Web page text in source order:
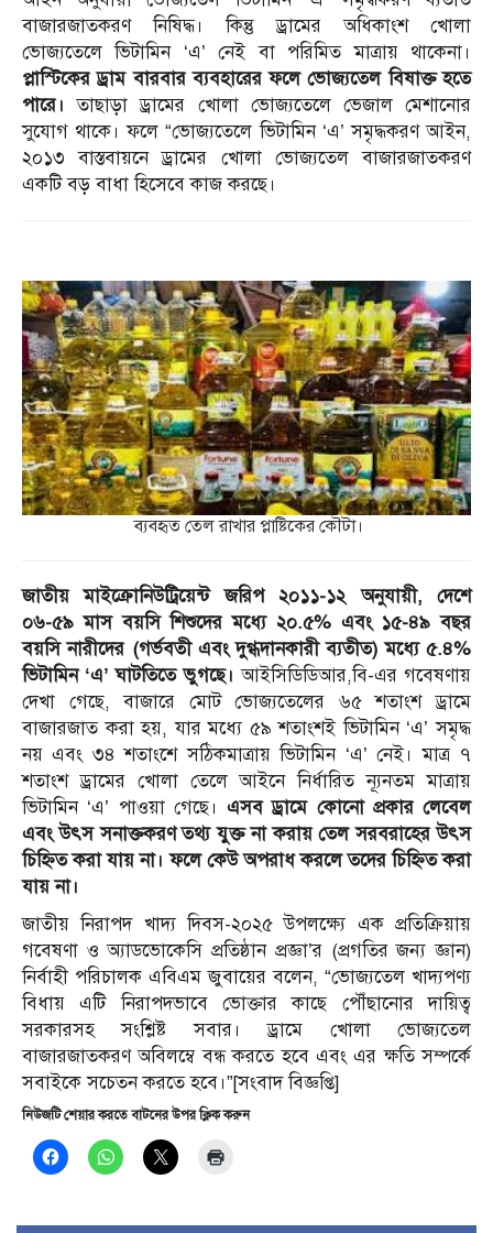
বাজারজাতকরণ নিষিদ্ধ। কিন্তু ড্রামের অধিকাংশ খোলা
ভোজ্যতেলে ভিটামিন ‘এ’ নেই বা পরিমিত মাত্রায় থাকেনা।
প্লাস্টিকের ড্রাম বারবার ব্যবহারের ফলে ভোজ্যতেল বিষাক্ত হতে
পারে। তাছাড়া ড্রামের খোলা ভোজ্যতেলে ভেজাল মেশানোর
সুযোগ থাকে। ফলে “ভোজ্যতেলে ভিটামিন ‘এ’ সমৃদ্ধকরণ আইন,
২০১৩ বাস্তবায়নে ড্রামের খোলা ভোজ্যতেল বাজারজাতকরণ
একটি বড় বাধা হিসেবে কাজ করছে।
ব্যবহৃত তেল রাখার প্লাষ্টিকের কৌটা।
জাতীয় মাইক্রোনিউট্রিয়েন্ট জরিপ ২০১১-১২ অনুযায়ী, দেশে
০৬-৫৯ মাস বয়সি শিশুদের মধ্যে ২০.৫% এবং ১৫-৪৯ বছর
বয়সি নারীদের (গর্ভবতী এবং দুগ্ধদানকারী ব্যতীত) মধ্যে ৫.৪%
ভিটামিন ‘এ’ ঘাটতিতে ভুগছে। আইসিডিডিআর,বি-এর গবেষণায়
দেখা গেছে, বাজারে মোট ভোজ্যতেলের ৬৫ শতাংশ ড্রামে
বাজারজাত করা হয়, যার মধ্যে ৫৯ শতাংশই ভিটামিন ‘এ’ সমৃদ্ধ
নয় এবং ৩৪ শতাংশে সঠিকমাত্রায় ভিটামিন ‘এ’ নেই। মাত্র ৭
শতাংশ ড্রামের খোলা তেলে আইনে নির্ধারিত ন্যূনতম মাত্রায়
ভিটামিন ‘এ’ পাওয়া গেছে। এসব ড্রামে কোনো প্রকার লেবেল
এবং উৎস সনাক্তকরণ তথ্য যুক্ত না করায় তেল সরবরাহের উৎস
চিহ্নিত করা যায় না। ফলে কেউ অপরাধ করলে তদের চিহ্নিত করা
যায় না।
জাতীয় নিরাপদ খাদ্য দিবস-২০২৫ উপলক্ষ্যে এক প্রতিক্রিয়ায়
গবেষণা ও অ্যাডভোকেসি প্রতিষ্ঠান প্রজ্ঞা’র (প্রগতির জন্য জ্ঞান)
নির্বাহী পরিচালক এবিএম জুবায়ের বলেন, “ভোজ্যতেল খাদ্যপণ্য
বিধায় এটি নিরাপদভাবে ভোক্তার কাছে পৌঁছানোর দায়িত্ব
সরকারসহ সংশ্লিষ্ট সবার। ড্রামে খোলা ভোজ্যতেল
বাজারজাতকরণ অবিলম্বে বন্ধ করতে হবে এবং এর ক্ষতি সম্পর্কে
সবাইকে সচেতন করতে হবে।”[সংবাদ বিজ্ঞপ্তি]
নিউজটি শেয়ার করতে বাটনের উপর ক্লিক করুন